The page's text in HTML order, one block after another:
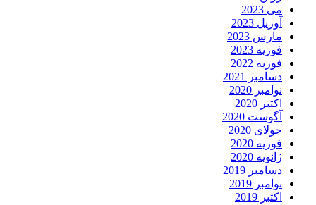
می 2023
آوریل 2023
مارس 2023
فوریه 2023
فوریه 2022
دسامبر 2021
نوامبر 2020
اکتبر 2020
آگوست 2020
جولای 2020
فوریه 2020
ژانویه 2020
دسامبر 2019
نوامبر 2019
اکتبر 2019